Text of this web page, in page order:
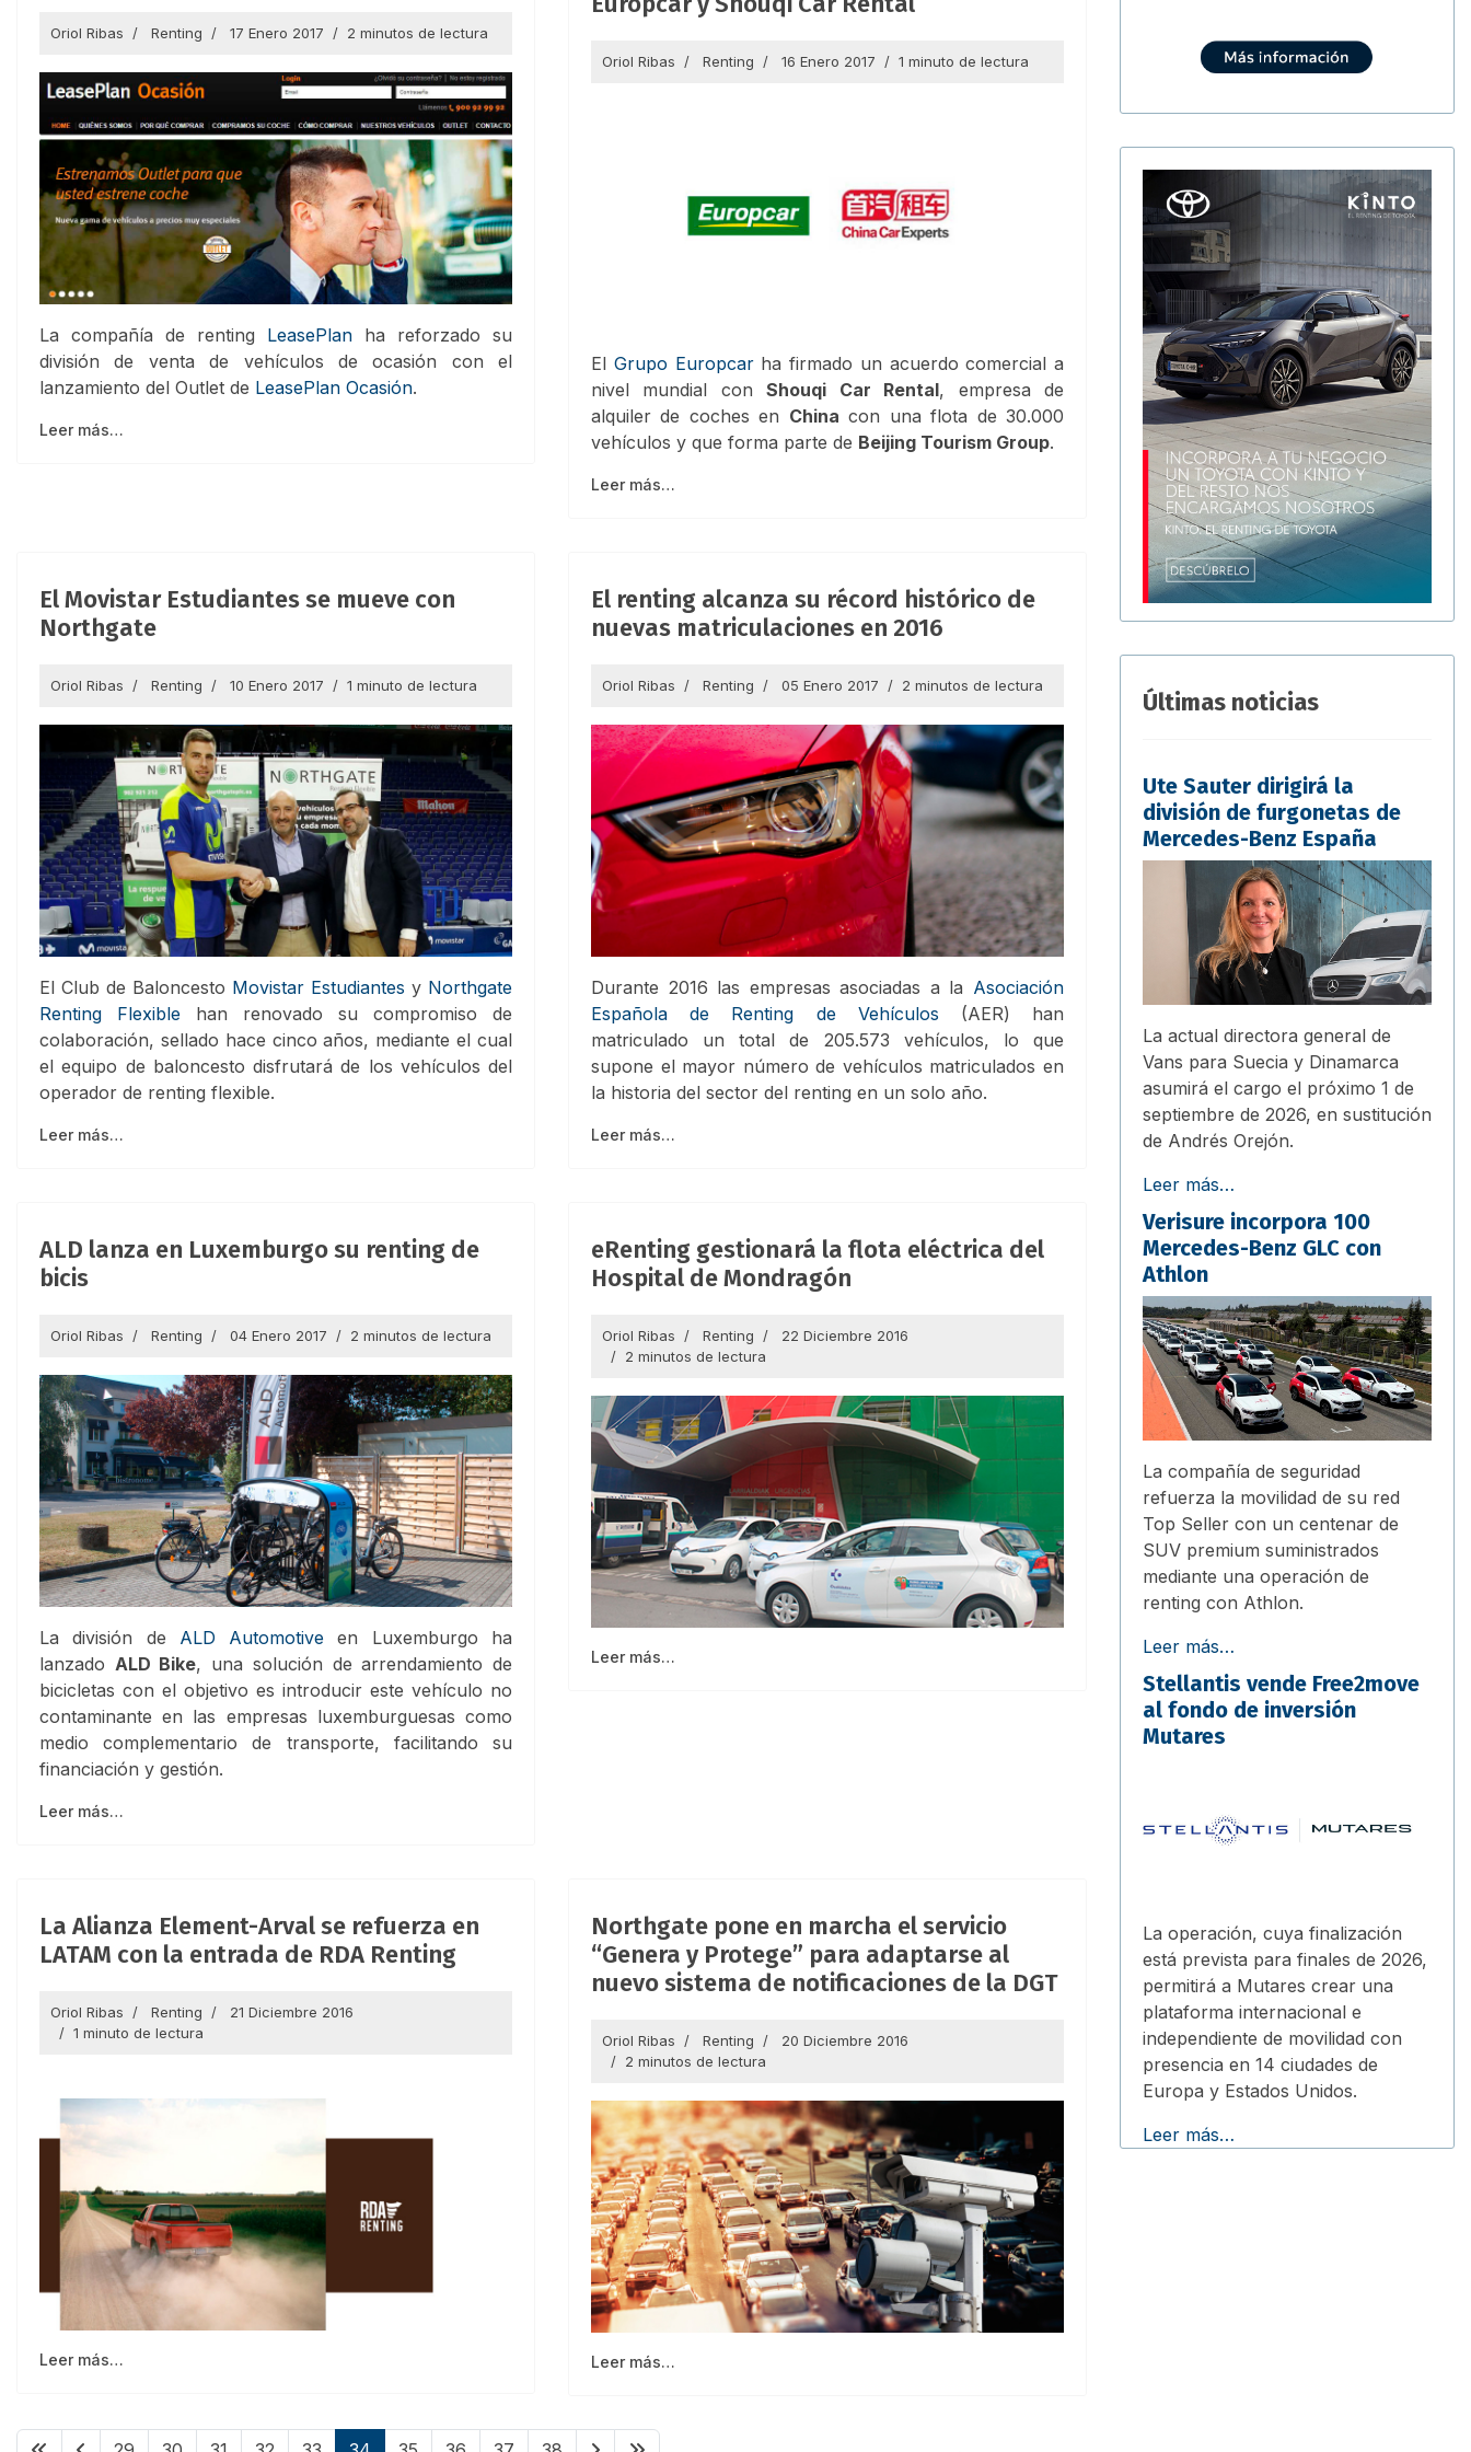
Oriol Ribas Renting 17 Enero 2017 2 minutos de lectura
La compañía de renting LeasePlan ha reforzado su
división de venta de vehículos de ocasión con el
lanzamiento del Outlet de LeasePlan Ocasión.
Leer más…
Oriol Ribas Renting 16 Enero 2017 1 minuto de lectura
El Grupo Europcarha firmado un acuerdo comercial a
nivel mundial conShouqi Car Rental, empresa de
alquiler de coches en China con una flota de 30.000
vehículos y que forma parte de Beijing Tourism Group.
Leer más…
El Movistar Estudiantes se mueve con
Northgate
Oriol Ribas Renting 10 Enero 2017 1 minuto de lectura
El Club de Baloncesto Movistar Estudiantes y Northgate
Renting Flexible han renovado su compromiso de
colaboración, sellado hace cinco años, mediante el cual
el equipo de baloncesto disfrutará de los vehículos del
operador de renting flexible.
Leer más…
El renting alcanza su récord histórico de
nuevas matriculaciones en 2016
Oriol Ribas Renting 05 Enero 2017 2 minutos de lectura
Durante 2016 las empresas asociadas a la Asociación
Española de Renting de Vehículos (AER) han
matriculado un total de 205.573 vehículos, lo que
supone el mayor número de vehículos matriculados en
la historia del sector del renting en un solo año.
Leer más…
ALD lanza en Luxemburgo su renting de
bicis
Oriol Ribas Renting 04 Enero 2017 2 minutos de lectura
La división de ALD Automotive en Luxemburgo ha
lanzado ALD Bike, una solución de arrendamiento de
bicicletas con el objetivo es introducir este vehículo no
contaminante en las empresas luxemburguesas como
medio complementario de transporte, facilitando su
financiación y gestión.
Leer más…
eRenting gestionará la flota eléctrica del
Hospital de Mondragón
Oriol Ribas Renting
22 Diciembre 2016
2 minutos de lectura
Leer más…
La Alianza Element-Arval se refuerza en
LATAM con la entrada de RDA Renting
Oriol Ribas Renting
21 Diciembre 2016
1 minuto de lectura
Leer más…
Northgate pone en marcha el servicio
“Genera y Protege” para adaptarse al
nuevo sistema de notificaciones de la DGT
Oriol Ribas Renting
20 Diciembre 2016
2 minutos de lectura
Leer más…
Últimas noticias
Ute Sauter dirigirá la
división de furgonetas de
Mercedes-Benz España
La actual directora general de
Vans para Suecia y Dinamarca
asumirá el cargo el próximo 1 de
septiembre de 2026, en sustitución
de Andrés Orejón.
Leer más…
Verisure incorpora 100
Mercedes-Benz GLC con
Athlon
La compañía de seguridad
refuerza la movilidad de su red
Top Seller con un centenar de
SUV premium suministrados
mediante una operación de
renting con Athlon.
Leer más…
Stellantis vende Free2move
al fondo de inversión
Mutares
La operación, cuya finalización
está prevista para finales de 2026,
permitirá a Mutares crear una
plataforma internacional e
independiente de movilidad con
presencia en 14 ciudades de
Europa y Estados Unidos.
Leer más…